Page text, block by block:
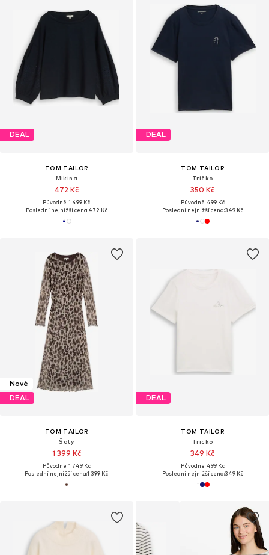
DEAL
TOM TAILOR
Mikina
472 Kč
Původně: 1 499 Kč
Poslední nejnižší cena:472 Kč
DEAL
TOM TAILOR
Tričko
350 Kč
Původně: 499 Kč
Poslední nejnižší cena:349 Kč
Nové
DEAL
TOM TAILOR
Šaty
1 399 Kč
Původně: 1 749 Kč
Poslední nejnižší cena:1 399 Kč
DEAL
TOM TAILOR
Tričko
349 Kč
Původně: 499 Kč
Poslední nejnižší cena:349 Kč